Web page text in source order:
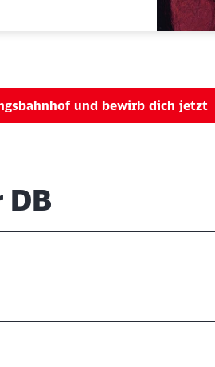
und bewirb dich jetzt
DB